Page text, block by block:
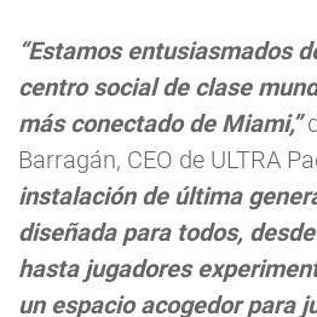
“Estamos entusiasmados
centro social de clase
más conectado de Miami,”
Barragán, CEO de ULTRA
instalación de última
diseñada para todos,
hasta jugadores
un espacio acogedor para